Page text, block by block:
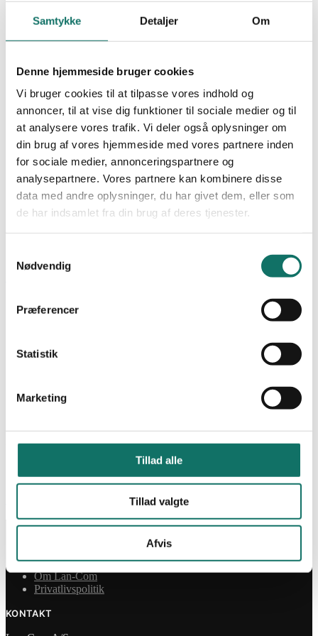
Samtykke Detaljer Om
Denne hjemmeside bruger cookies
Vi bruger cookies til at tilpasse vores indhold og
annoncer, til at vise dig funktioner til sociale medier og til
at analysere vores trafik. Vi deler også oplysninger om
din brug af vores hjemmeside med vores partnere inden
for sociale medier, annonceringspartnere og
analysepartnere. Vores partnere kan kombinere disse
data med andre oplysninger, du har givet dem, eller som
de har indsamlet fra din brug af deres tjenester.
Nødvendig
Præferencer
Statistik
Marketing
Tillad alle
Tillad valgte
Afvis
Favoritter
Bliv kunde
0,00kr. 0
NEXCONEC
WIFI
Undervisning
GIGA-LAN
LAN-SWITCH
LAN-RACK
Dokumentation
Cases
Viden og nyheder
Academy
Kursus og uddannelse
Certificering og garanti
Praktik og krav
0,00kr. 0
Min Konto
Adgangskode*Påkrævet
INFORMATION
Salgs- og leveringsbetingelser
CSR
Om Lan-Com
Privatlivspolitik
KONTAKT